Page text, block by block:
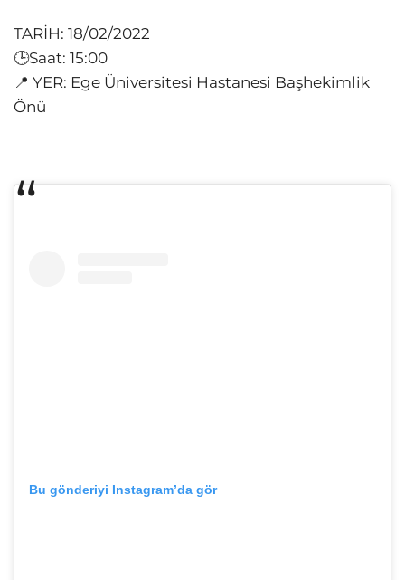
TARİH: 18/02/2022
🕒Saat: 15:00
📍 YER: Ege Üniversitesi Hastanesi Başhekimlik
Önü
Bu gönderiyi Instagram’da gör